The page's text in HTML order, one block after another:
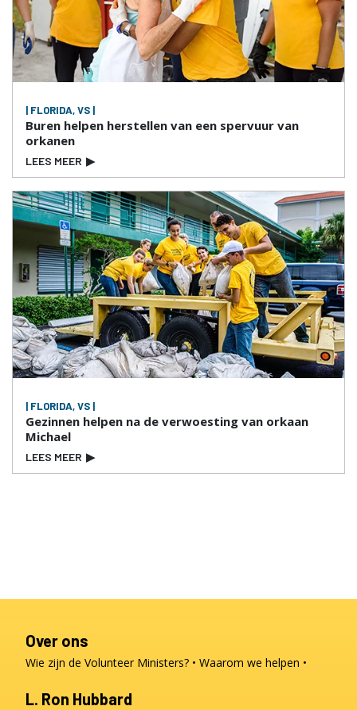
| FLORIDA, VS |
Buren helpen herstellen van een spervuur van
orkanen
LEES MEER ▶
| FLORIDA, VS |
Gezinnen helpen na de verwoesting van orkaan
Michael
LEES MEER ▶
Over ons
Wie zijn de Volunteer Ministers? Waarom we helpen
L. Ron Hubbard